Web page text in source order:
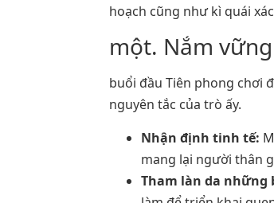
hoạch cũng như kì quái
một. Nắm
buổi đầu Tiên phong chơi
nguyên tắc của trò ấy.
Nhận định tinh tế:
mang lại người thân
Tham làn da những